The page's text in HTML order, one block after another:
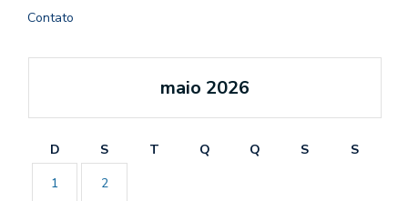
Contato
maio 2026
D S T Q Q S
S
1
2